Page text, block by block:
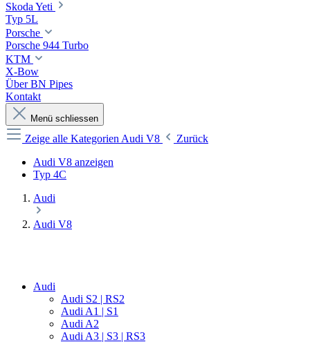
Skoda Yeti
Typ 5L
Porsche
Porsche 944 Turbo
KTM
X-Bow
Über BN Pipes
Kontakt
Menü schliessen
Zeige alle Kategorien Audi V8
Zurück
Audi V8 anzeigen
Typ 4C
Audi
Audi V8
Audi
Audi S2 | RS2
Audi A1 | S1
Audi A2
Audi A3 | S3 | RS3